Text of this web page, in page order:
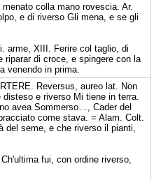
colla mano rovescia. Ar.
e di riverso Gli mena, e se gli
arme, XIII. Ferire col taglio, di
riparar di croce, e spingere con la
venendo in prima.
Reversus, aureo lat. Non
e riverso Mi tiene in terra.
avea Sommerso…, Cader del
come stava. = Alam. Colt.
del seme, e che riverso il pianti,
fui, con ordine riverso,